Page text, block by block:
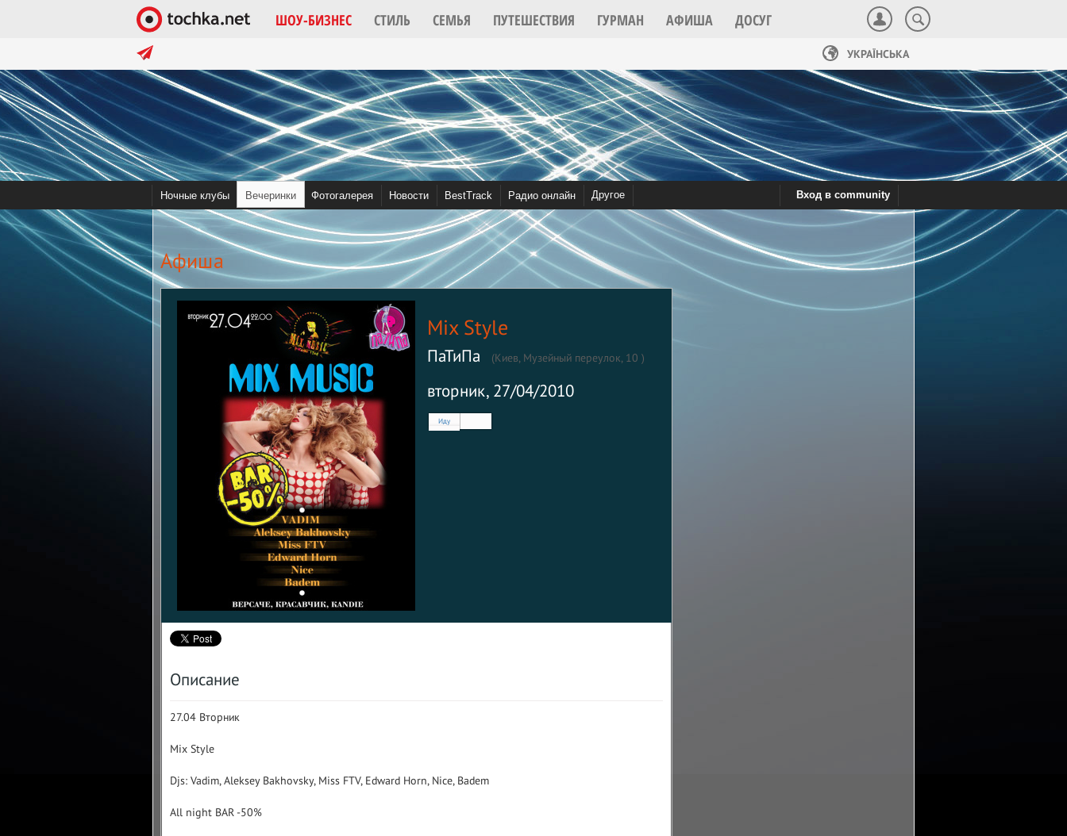
ШОУ-БИЗНЕС СТИЛЬ СЕМЬЯ ПУТЕШЕСТВИЯ ГУРМАН АФИША ДОСУГ
в тренде:
Помочь tochka.net Война в Украине 2022
УКРАЇНСЬКА
Ночные клубы Вечеринки Фотогалерея Новости BestTrack Радио онлайн Вход в community
Другое
Видео Community Сотрудничество
Aфиша
Mix Style
ПаТиПа (Киев, Музейный переулок, 10 )
вторник, 27/04/2010
Иду
Нет
Описание
27.04 Вторник
Mix Style
Djs: Vadim, Aleksey Bakhovsky, Miss FTV, Edward Horn, Nice, Badem
All night BAR -50%